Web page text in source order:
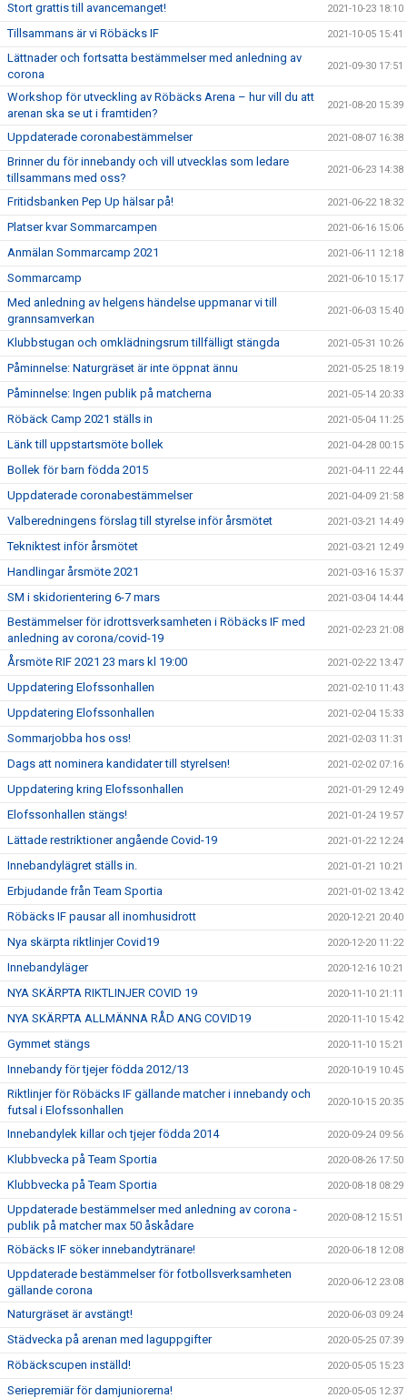
Stort grattis till avancemanget! 2021-10-23 18:10
Tillsammans är vi Röbäcks IF 2021-10-05 15:41
Lättnader och fortsatta bestämmelser med anledning av
corona
2021-09-30 17:51
Workshop för utveckling av Röbäcks Arena – hur vill du att
arenan ska se ut i framtiden?
2021-08-20 15:39
Uppdaterade coronabestämmelser 2021-08-07 16:38
Brinner du för innebandy och vill utvecklas som ledare
tillsammans med oss?
2021-06-23 14:38
Fritidsbanken Pep Up hälsar på! 2021-06-22 18:32
Platser kvar Sommarcampen 2021-06-16 15:06
Anmälan Sommarcamp 2021 2021-06-11 12:18
Sommarcamp 2021-06-10 15:17
Med anledning av helgens händelse uppmanar vi till
grannsamverkan
2021-06-03 15:40
Klubbstugan och omklädningsrum tillfälligt stängda 2021-05-31 10:26
Påminnelse: Naturgräset är inte öppnat ännu 2021-05-25 18:19
Påminnelse: Ingen publik på matcherna 2021-05-14 20:33
Röbäck Camp 2021 ställs in 2021-05-04 11:25
Länk till uppstartsmöte bollek 2021-04-28 00:15
Bollek för barn födda 2015 2021-04-11 22:44
Uppdaterade coronabestämmelser 2021-04-09 21:58
Valberedningens förslag till styrelse inför årsmötet 2021-03-21 14:49
Tekniktest inför årsmötet 2021-03-21 12:49
Handlingar årsmöte 2021 2021-03-16 15:37
SM i skidorientering 6-7 mars 2021-03-04 14:44
Bestämmelser för idrottsverksamheten i Röbäcks IF med
anledning av corona/covid-19
2021-02-23 21:08
Årsmöte RIF 2021 23 mars kl 19:00 2021-02-22 13:47
Uppdatering Elofssonhallen 2021-02-10 11:43
Uppdatering Elofssonhallen 2021-02-04 15:33
Sommarjobba hos oss! 2021-02-03 11:31
Dags att nominera kandidater till styrelsen! 2021-02-02 07:16
Uppdatering kring Elofssonhallen 2021-01-29 12:49
Elofssonhallen stängs! 2021-01-24 19:57
Lättade restriktioner angående Covid-19 2021-01-22 12:24
Innebandylägret ställs in. 2021-01-21 10:21
Erbjudande från Team Sportia 2021-01-02 13:42
Röbäcks IF pausar all inomhusidrott 2020-12-21 20:40
Nya skärpta riktlinjer Covid19 2020-12-20 11:22
Innebandyläger 2020-12-16 10:21
NYA SKÄRPTA RIKTLINJER COVID 19 2020-11-10 21:11
NYA SKÄRPTA ALLMÄNNA RÅD ANG COVID19 2020-11-10 15:42
Gymmet stängs 2020-11-10 15:21
Innebandy för tjejer födda 2012/13 2020-10-19 10:45
Riktlinjer för Röbäcks IF gällande matcher i innebandy och
futsal i Elofssonhallen
2020-10-15 20:35
Innebandylek killar och tjejer födda 2014 2020-09-24 09:56
Klubbvecka på Team Sportia 2020-08-26 17:50
Klubbvecka på Team Sportia 2020-08-18 08:29
Uppdaterade bestämmelser med anledning av corona -
publik på matcher max 50 åskådare
2020-08-12 15:51
Röbäcks IF söker innebandytränare! 2020-06-18 12:08
Uppdaterade bestämmelser för fotbollsverksamheten
gällande corona
2020-06-12 23:08
Naturgräset är avstängt! 2020-06-03 09:24
Städvecka på arenan med laguppgifter 2020-05-25 07:39
Röbäckscupen inställd! 2020-05-05 15:23
Seriepremiär för damjuniorerna! 2020-05-05 12:37